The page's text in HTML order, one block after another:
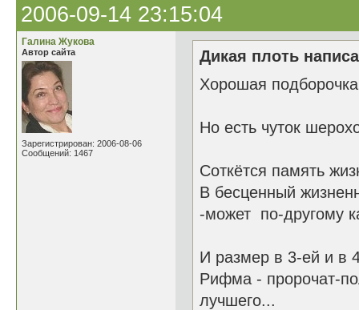
2006-09-14 23:15:04
Галина Жукова
Автор сайта
Зарегистрирован: 2006-08-06
Сообщений: 1467
Дикая плоть
Хорошая
Но есть чуток
Соткётся память
В бесценный
-может по-другому
И размер в 3-ей и в
Рифма - пророчат-
лучшего...